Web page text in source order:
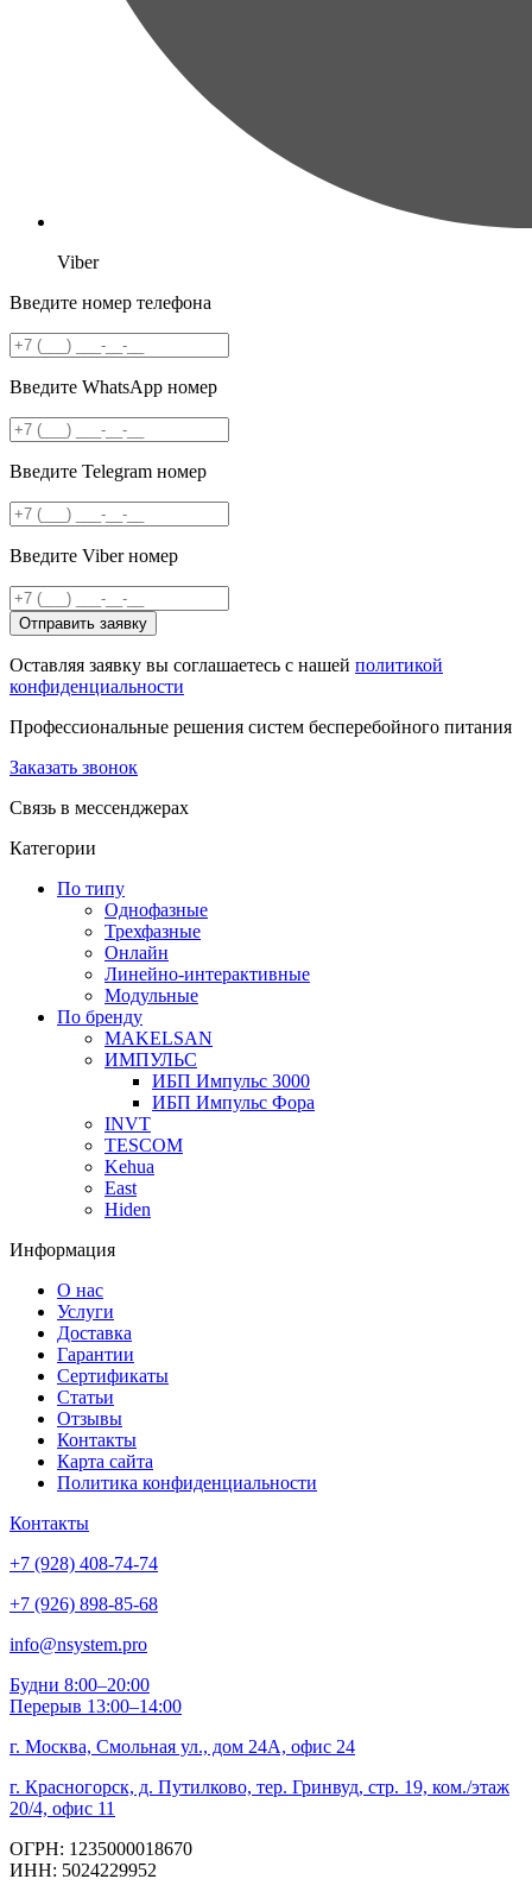
Viber
Введите номер телефона
Введите WhatsApp номер
Введите Telegram номер
Введите Viber номер
Отправить заявку
Оставляя заявку вы соглашаетесь с нашей политикой
конфиденциальности
Профессиональные решения систем бесперебойного питания
Заказать звонок
Связь в мессенджерах
Категории
По типу
Однофазные
Трехфазные
Онлайн
Линейно-интерактивные
Модульные
По бренду
MAKELSAN
ИМПУЛЬС
ИБП Импульс 3000
ИБП Импульс Фора
INVT
TESCOM
Kehua
East
Hiden
Информация
О нас
Услуги
Доставка
Гарантии
Сертификаты
Статьи
Отзывы
Контакты
Карта сайта
Политика конфиденциальности
Контакты
+7 (928) 408-74-74
+7 (926) 898-85-68
info@nsystem.pro
Будни 8:00–20:00
Перерыв 13:00–14:00
г. Москва, Смольная ул., дом 24А, офис 24
г. Красногорск, д. Путилково, тер. Гринвуд, стр. 19, ком./этаж
20/4, офис 11
ОГРН: 1235000018670
ИНН: 5024229952